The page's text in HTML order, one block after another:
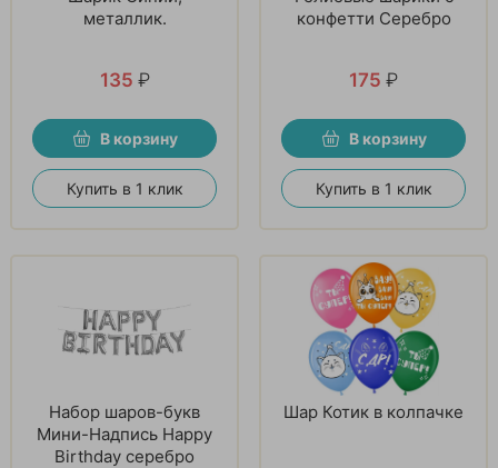
металлик.
135 ₽
В корзину
Купить в 1 клик
конфетти Серебро
175 ₽
В корзину
Купить в 1 клик
Набор шаров-букв
Мини-Надпись Happy
Birthday серебро
Шар Котик в колпачке